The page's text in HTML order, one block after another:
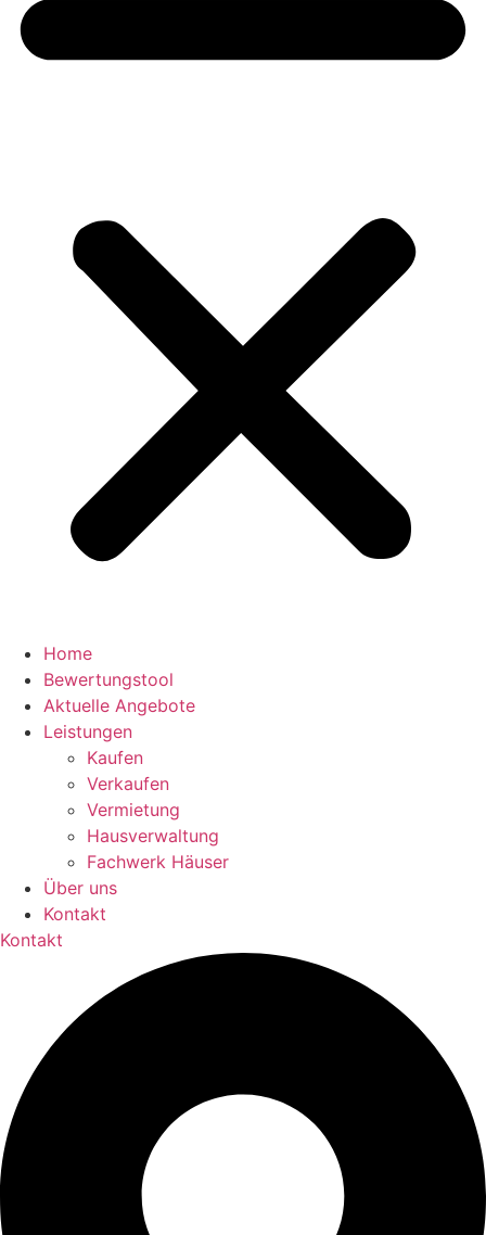
Home
Bewertungstool
Aktuelle Angebote
Leistungen
Kaufen
Verkaufen
Vermietung
Hausverwaltung
Fachwerk Häuser
Über uns
Kontakt
Kontakt